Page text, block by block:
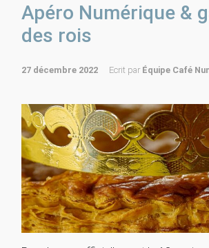
Apéro Numérique &
des rois
27 décembre 2022 Ecrit par Équipe Café